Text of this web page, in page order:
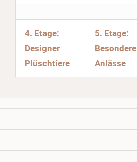
4. Etage:
Designer
Plüschtiere
5. Etage:
Besondere
Anlässe